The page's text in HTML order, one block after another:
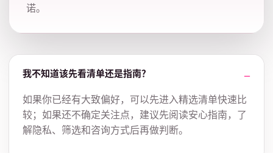
诺。
我不知道该先看清单还是指南？
如果你已经有大致偏好，可以先进入精选清单快速比
较；如果还不确定关注点，建议先阅读安心指南，了
解隐私、筛选和咨询方式后再做判断。